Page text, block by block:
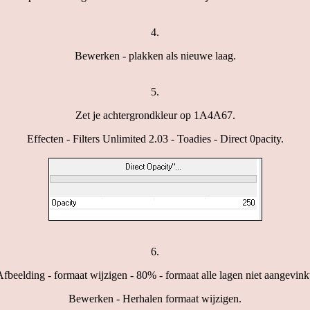
4.
Bewerken - plakken als nieuwe laag.
5.
Zet je achtergrondkleur op 1A4A67.
Effecten - Filters Unlimited 2.03 - Toadies - Direct 0pacity.
6.
- formaat wijzigen - 80% - formaat alle lagen niet
Bewerken - Herhalen formaat wijzigen.